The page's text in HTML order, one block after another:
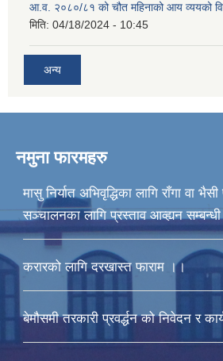
आ.व. २०८०/८१ को चौत महिनाको आय व्ययको
मिति: 04/18/2024 - 10:45
अन्य
नमुना फारमहरु
मासु निर्यात अभिवृद्धिका लागि राँगा वा भैसी
सञ्चालनका लागि प्रस्ताव आव्ह्यन
करारको लागि दरखास्त फाराम ।।
बेमौसमी तरकारी प्रवर्द्धन को निवेदन र